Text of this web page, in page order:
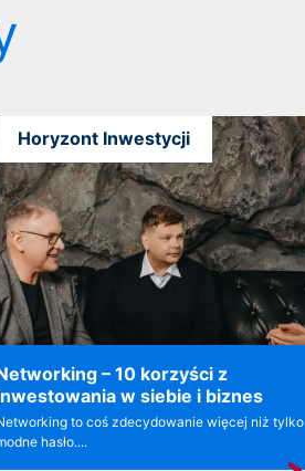
– 10 korzyści z
w siebie i biznes
to coś zdecydowanie więcej niż tylko
hasło....
Horyzont Inwestycji